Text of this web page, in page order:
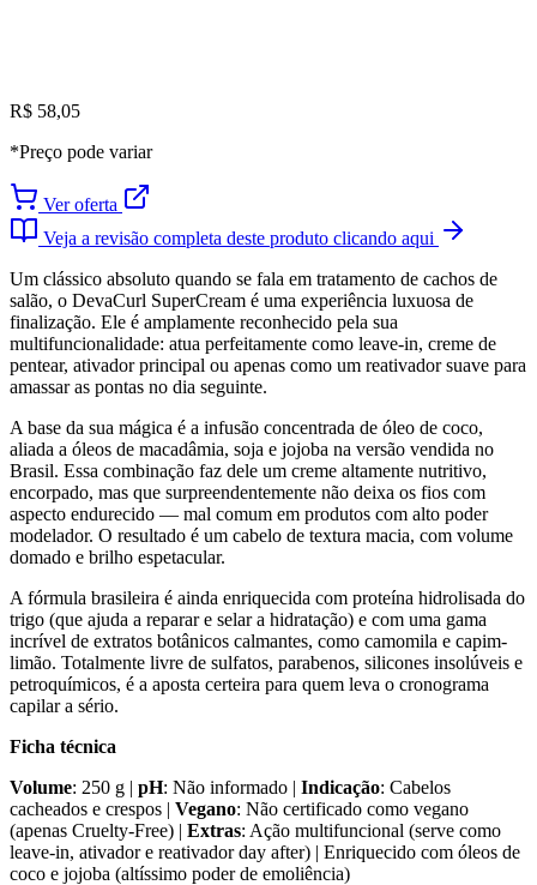
R$ 58,05
*Preço pode variar
Ver oferta
Veja a revisão completa deste produto clicando aqui
Um clássico absoluto quando se fala em tratamento de cachos de
salão, o DevaCurl SuperCream é uma experiência luxuosa de
finalização. Ele é amplamente reconhecido pela sua
multifuncionalidade: atua perfeitamente como leave-in, creme de
pentear, ativador principal ou apenas como um reativador suave para
amassar as pontas no dia seguinte.
A base da sua mágica é a infusão concentrada de óleo de coco,
aliada a óleos de macadâmia, soja e jojoba na versão vendida no
Brasil. Essa combinação faz dele um creme altamente nutritivo,
encorpado, mas que surpreendentemente não deixa os fios com
aspecto endurecido — mal comum em produtos com alto poder
modelador. O resultado é um cabelo de textura macia, com volume
domado e brilho espetacular.
A fórmula brasileira é ainda enriquecida com proteína hidrolisada do
trigo (que ajuda a reparar e selar a hidratação) e com uma gama
incrível de extratos botânicos calmantes, como camomila e capim-
limão. Totalmente livre de sulfatos, parabenos, silicones insolúveis e
petroquímicos, é a aposta certeira para quem leva o cronograma
capilar a sério.
Ficha técnica
Volume: 250 g | pH: Não informado | Indicação: Cabelos
cacheados e crespos | Vegano: Não certificado como vegano
(apenas Cruelty-Free) | Extras: Ação multifuncional (serve como
leave-in, ativador e reativador day after) | Enriquecido com óleos de
coco e jojoba (altíssimo poder de emoliência)